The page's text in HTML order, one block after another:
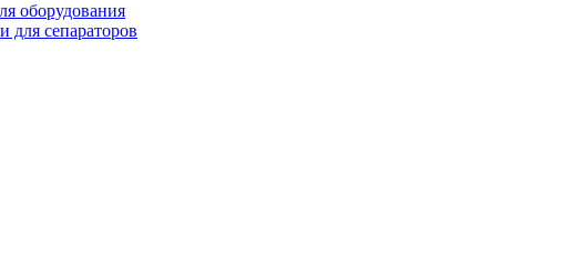
оборудования
для сепараторов